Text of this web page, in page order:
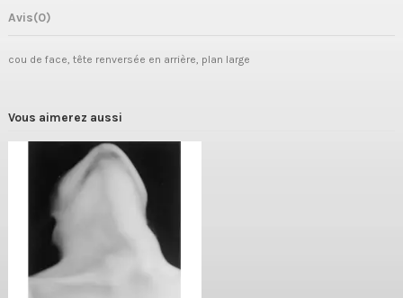
Avis(0)
cou de face, tête renversée en arrière, plan large
Vous aimerez aussi